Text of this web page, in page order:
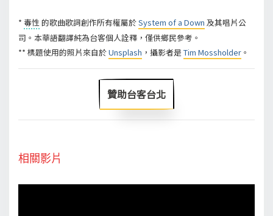
* 毒性 的歌曲歌詞創作所有權屬於System of a Down 及其唱片公
司。本華語翻譯純為台客個人詮釋，僅供鄉民參考。
** 標題使用的照片來自於Unsplash ，攝影者是 Tim Mossholder 。
贊助台客台北
相關影片